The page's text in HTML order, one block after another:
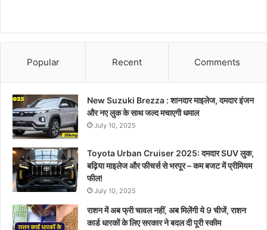
Popular Recent Comments
New Suzuki Brezza : शानदार माइलेज, दमदार इंजन
और नए लुक के साथ जल्द मचाएगी धमाल
July 10, 2025
Toyota Urban Cruiser 2025: दमदार SUV लुक,
बढ़िया माइलेज और फीचर्स से भरपूर – कम बजट में प्रीमियम
फील!
July 10, 2025
राशन में अब फ्री चावल नहीं, अब मिलेंगी ये 9 चीजें, राशन
कार्ड धारकों के लिए सरकार ने बदल दी पूरी स्कीम